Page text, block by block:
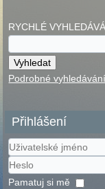
RYCHLÉ
Podrobné vyhledávání
Přihlášení
Uživatelské
jméno
Heslo
Pamatuj si mě